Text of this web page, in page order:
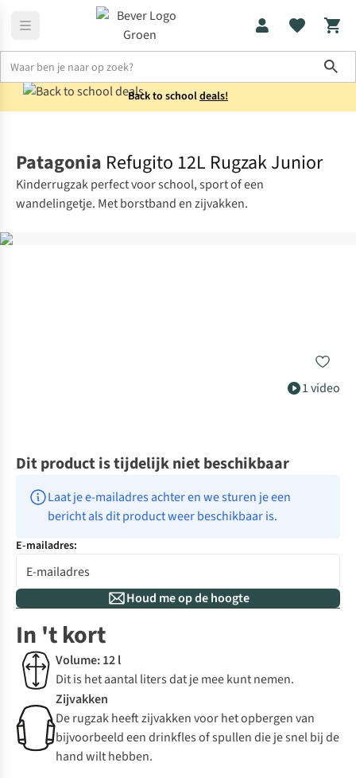
Back to schooldeals!
1 video
Patagonia Refugito 12L Rugzak Junior
Kinderrugzak perfect voor school, sport of een
wandelingetje. Met borstband en zijvakken.
Dit product is tijdelijk niet beschikbaar
Laat je e-mailadres achter en we sturen je een
bericht als dit product weer beschikbaar is.
E-mailadres:
Houd me op de hoogte
In 't kort
Volume: 12 l
Dit is het aantal liters dat je mee kunt nemen.
Zijvakken
De rugzak heeft zijvakken voor het opbergen van
bijvoorbeeld een drinkfles of spullen die je snel bij de
hand wilt hebben.